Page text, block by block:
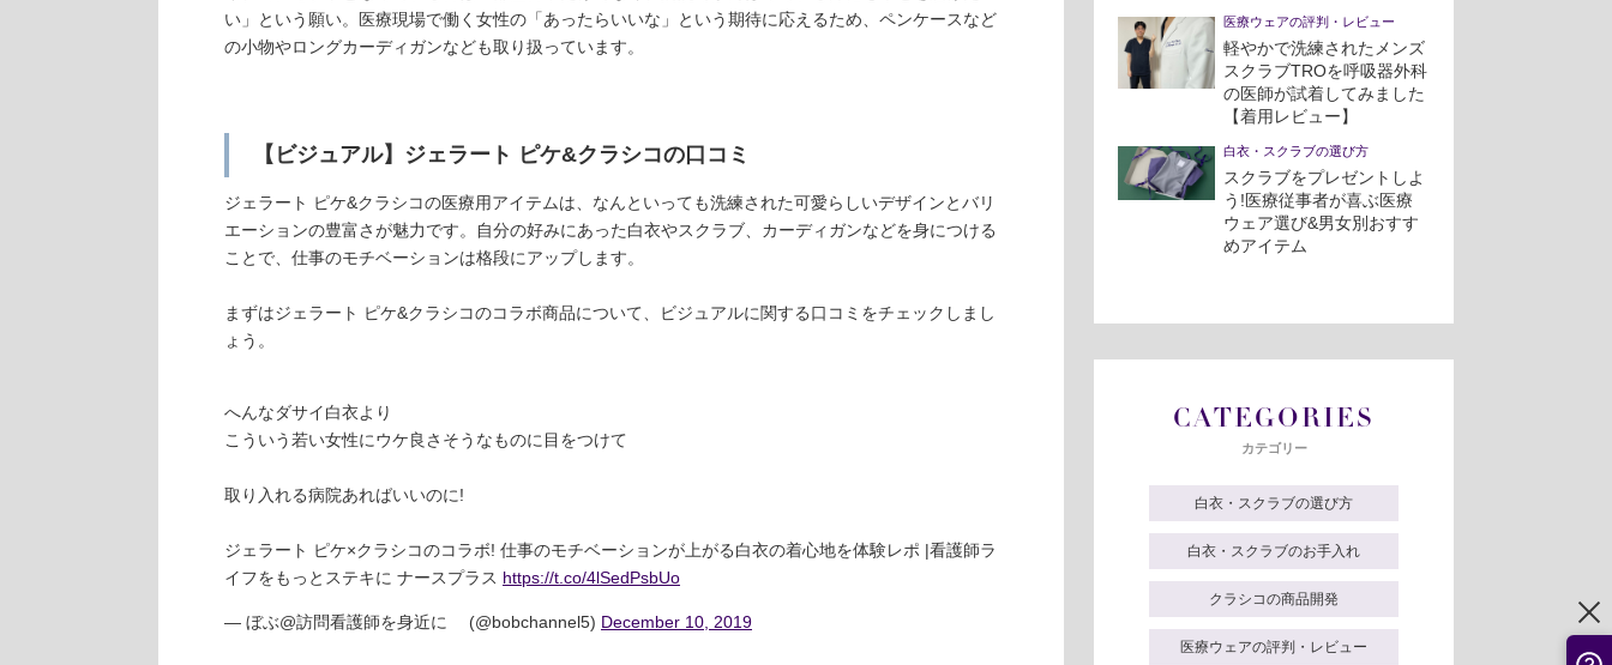
い」という願い。医療現場で働く女性の「あったらいいな」という期待に応えるため、ペンケースなど
の小物やロングカーディガンなども取り扱っています。
【ビジュアル】ジェラート ピケ&クラシコの口コミ
ジェラート ピケ&クラシコの医療用アイテムは、なんといっても洗練された可愛らしいデザインとバリ
エーションの豊富さが魅力です。自分の好みにあった白衣やスクラブ、カーディガンなどを身につける
ことで、仕事のモチベーションは格段にアップします。
まずはジェラート ピケ&クラシコのコラボ商品について、ビジュアルに関する口コミをチェックしまし
ょう。
へんなダサイ白衣より
こういう若い女性にウケ良さそうなものに目をつけて
取り入れる病院あればいいのに!
ジェラート ピケ×クラシコのコラボ! 仕事のモチベーションが上がる白衣の着心地を体験レポ |看護師ラ
イフをもっとステキに ナースプラス https://t.co/4lSedPsbUo
— ぼぶ@訪問看護師を身近に (@bobchannel5) December 10, 2019
医療ウェアの評判・レビュー
軽やかで洗練されたメンズ
スクラブTROを呼吸器外科
の医師が試着してみました
【着用レビュー】
白衣・スクラブの選び方
スクラブをプレゼントしよ
う!医療従事者が喜ぶ医療
ウェア選び&男女別おすす
めアイテム
CATEGORIES
カテゴリー
白衣・スクラブの選び方
白衣・スクラブのお手入れ
クラシコの商品開発
医療ウェアの評判・レビュー